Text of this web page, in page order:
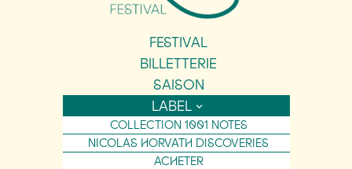
FESTIVAL
BILLETTERIE
SAISON
LABEL
COLLECTION 1001 NOTES
NICOLAS HORVATH DISCOVERIES
ACHETER